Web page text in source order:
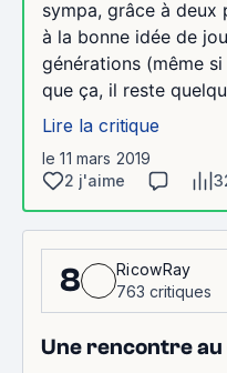
sympa, grâce à deux
à la bonne idée de
générations (même
que ça, il reste
Lire la critique
le 11 mars 2019
2 j'aime
8
RicowRay
763 critiques
Une rencontre